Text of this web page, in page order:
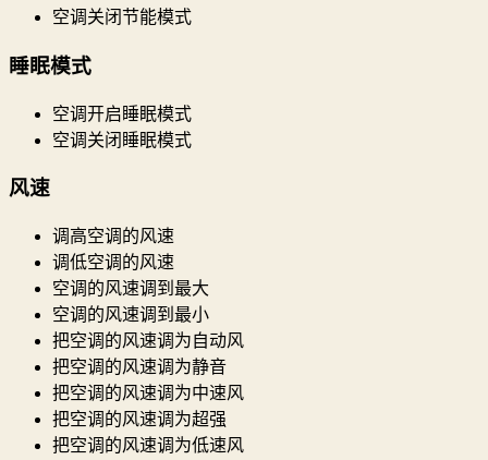
空调关闭节能模式
睡眠模式
空调开启睡眠模式
空调关闭睡眠模式
风速
调高空调的风速
调低空调的风速
空调的风速调到最大
空调的风速调到最小
把空调的风速调为自动风
把空调的风速调为静音
把空调的风速调为中速风
把空调的风速调为超强
把空调的风速调为低速风